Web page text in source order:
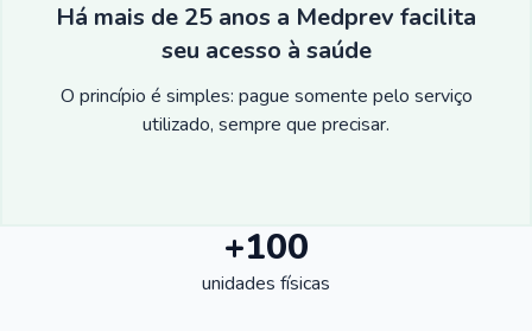
Há mais de 25 anos a Medprev facilita
seu acesso à saúde
O princípio é simples: pague somente pelo serviço
utilizado, sempre que precisar.
+100
unidades físicas